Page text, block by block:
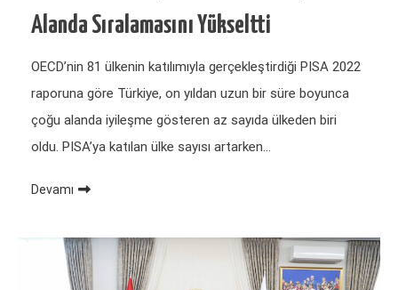
Alanda Sıralamasını Yükseltti
OECD’nin 81 ülkenin katılımıyla gerçekleştirdiği PISA 2022
raporuna göre Türkiye, on yıldan uzun bir süre boyunca
çoğu alanda iyileşme gösteren az sayıda ülkeden biri
oldu. PISA’ya katılan ülke sayısı artarken…
Devamı